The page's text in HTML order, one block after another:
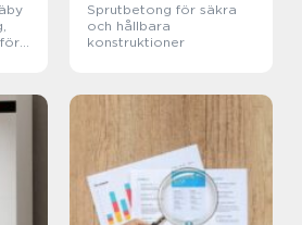
Sprutbetong för säkra
och hållbara
konstruktioner